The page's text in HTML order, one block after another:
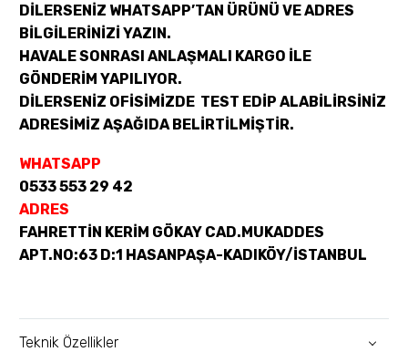
DİLERSENİZ WHATSAPP’TAN ÜRÜNÜ VE ADRES
BİLGİLERİNİZİ YAZIN.
HAVALE SONRASI ANLAŞMALI KARGO İLE
GÖNDERİM YAPILIYOR.
DİLERSENİZ OFİSİMİZDE TEST EDİP ALABİLİRSİNİZ
ADRESİMİZ AŞAĞIDA BELİRTİLMİŞTİR.
WHATSAPP
0533 553 29 42
ADRES
FAHRETTİN KERİM GÖKAY CAD.MUKADDES
APT.NO:63 D:1 HASANPAŞA-KADIKÖY/İSTANBUL
Teknik Özellikler